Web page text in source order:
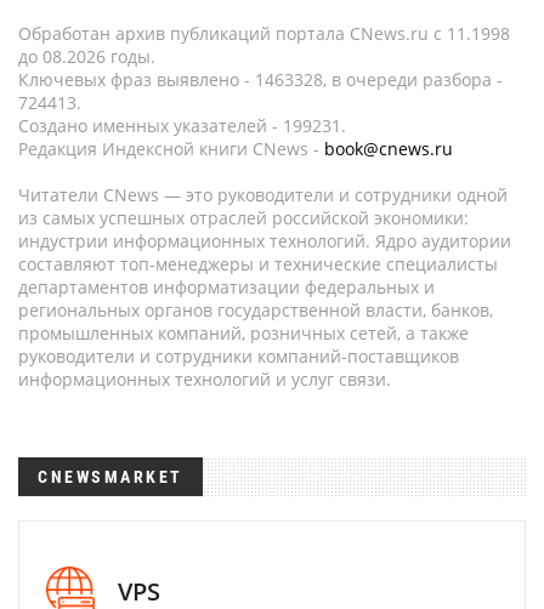
Обработан архив публикаций портала CNews.ru c 11.1998
до 08.2026 годы.
Ключевых фраз выявлено - 1463328, в очереди разбора -
724413.
Создано именных указателей - 199231.
Редакция Индексной книги CNews - book@cnews.ru
Читатели CNews — это руководители и сотрудники одной
из самых успешных отраслей российской экономики:
индустрии информационных технологий. Ядро аудитории
составляют топ-менеджеры и технические специалисты
департаментов информатизации федеральных и
региональных органов государственной власти, банков,
промышленных компаний, розничных сетей, а также
руководители и сотрудники компаний-поставщиков
информационных технологий и услуг связи.
CNEWSMARKET
VPS